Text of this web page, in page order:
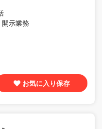
示業務
お気に入り保存